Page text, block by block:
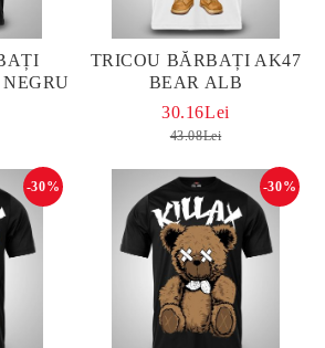
TRICOU BĂRBAȚI AK47
BEAR ALB
30.16Lei
43.08Lei
-30% -30%